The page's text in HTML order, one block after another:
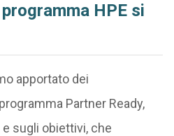
HPE si
apportato dei
Partner Ready,
sugli obiettivi, che